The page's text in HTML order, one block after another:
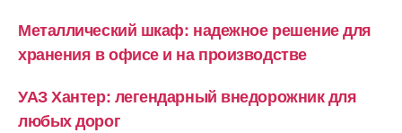
Металлический шкаф: надежное решение для
хранения в офисе и на производстве
УАЗ Хантер: легендарный внедорожник для
любых дорог